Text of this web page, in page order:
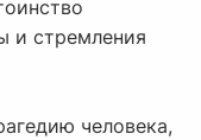
и стремления
человека,